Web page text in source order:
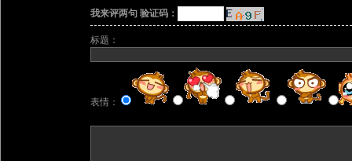
我来评两句 验证码：
标题：
表情：